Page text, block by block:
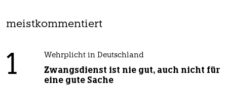
meistkommentiert
1 Wehrplicht in Deutschland
Zwangsdienst ist nie gut, auch nicht für
eine gute Sache